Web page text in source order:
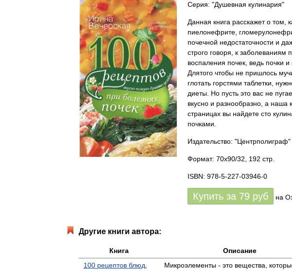
Серия: "Душевная кулинария"
Данная книга расскажет о том,
пиелонефрите,
почечной недостаточности и
строго говоря, к заболеваниям
воспаления почек, ведь почки
Длятого чтобы не пришлось
глотать горстями таблетки,
диеты. Но пусть это вас не
вкусно и разнообразно, а
страницах вы найдете сто
почками.
Издательство: "Центрполиграф"
Формат: 70x90/32, 192 стр.
ISBN: 978-5-227-03946-0
Купить за 79 руб на
Другие книги автора:
Книга Описание
100 рецептов блюд,
Микроэлементы - это вещества,